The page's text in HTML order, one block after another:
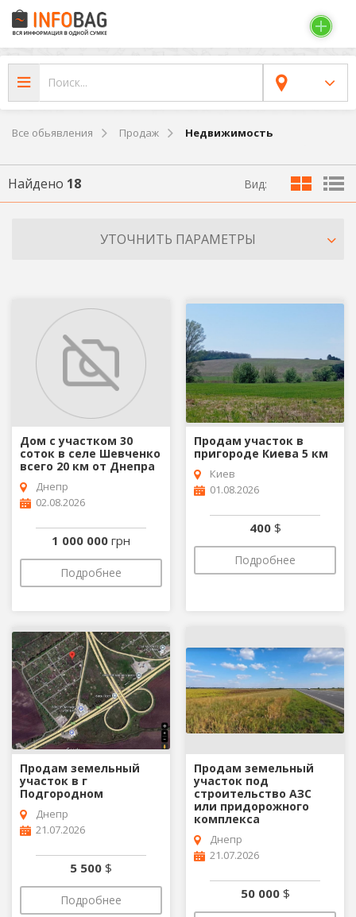
Все обьявления Продаж Недвижимость
Найдено 18 Вид:
УТОЧНИТЬ ПАРАМЕТРЫ
Дом с участком 30
соток в селе Шевченко
всего 20 км от Днепра
Днепр
02.08.2026
1 000 000 грн
Подробнее
Продам участок в
пригороде Киева 5 км
Киев
01.08.2026
400 $
Подробнее
Продам земельный
участок в г
Подгородном
Днепр
21.07.2026
5 500 $
Подробнее
Продам земельный
участок под
строительство АЗС
или придорожного
комплекса
Днепр
21.07.2026
50 000 $